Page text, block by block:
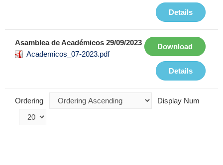
Details
Asamblea de Académicos 29/09/2023
Academicos_07-2023.pdf
Download
Details
Ordering Display Num